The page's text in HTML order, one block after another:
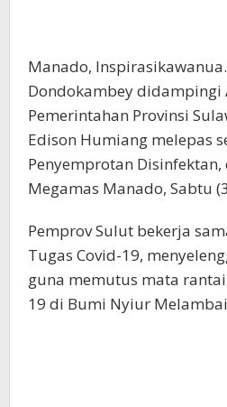
Manado,
Dondokambey didampingi
Pemerintahan Provinsi
Edison Humiang melepas
Penyemprotan Disinfektan,
Megamas Manado, Sabtu
Pemprov Sulut bekerja
Tugas Covid-19,
guna memutus mata
19 di Bumi Nyiur